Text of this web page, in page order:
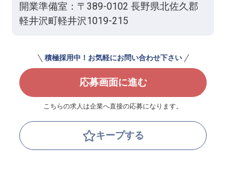
開業準備室：〒389-0102 長野県北佐久郡
軽井沢町軽井沢1019-215
積極採用中！お気軽にお問い合わせ下さい
応募画面に進む
こちらの求人は企業へ直接の応募になります。
キープする